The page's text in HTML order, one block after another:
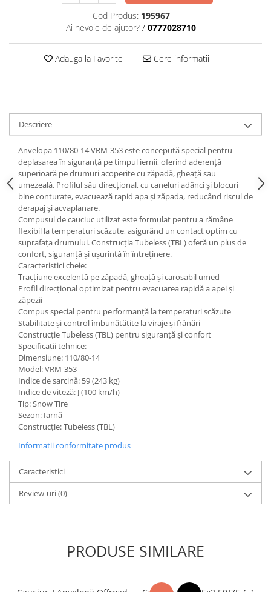
Cod Produs: 195967
Ai nevoie de ajutor? / 0777028710
Adauga la Favorite Cere informatii
Descriere
Anvelopa 110/80-14 VRM-353 este concepută special pentru
deplasarea în siguranță pe timpul iernii, oferind aderență
superioară pe drumuri acoperite cu zăpadă, gheață sau
umezeală. Profilul său direcțional, cu caneluri adânci și blocuri
bine conturate, evacuează rapid apa și zăpada, reducând riscul de
derapaj și acvaplanare.
Compusul de cauciuc utilizat este formulat pentru a rămâne
flexibil la temperaturi scăzute, asigurând un contact optim cu
suprafața drumului. Construcția Tubeless (TBL) oferă un plus de
confort, siguranță și ușurință în întreținere.
Caracteristici cheie:
Tracțiune excelentă pe zăpadă, gheață și carosabil umed
Profil direcțional optimizat pentru evacuarea rapidă a apei și
zăpezii
Compus special pentru performanță la temperaturi scăzute
Stabilitate și control îmbunătățite la viraje și frânări
Construcție Tubeless (TBL) pentru siguranță și confort
Specificații tehnice:
Dimensiune: 110/80-14
Model: VRM-353
Indice de sarcină: 59 (243 kg)
Indice de viteză: J (100 km/h)
Tip: Snow Tire
Sezon: Iarnă
Construcție: Tubeless (TBL)
Informatii conformitate produs
Caracteristici
Review-uri(0)
PRODUSE SIMILARE